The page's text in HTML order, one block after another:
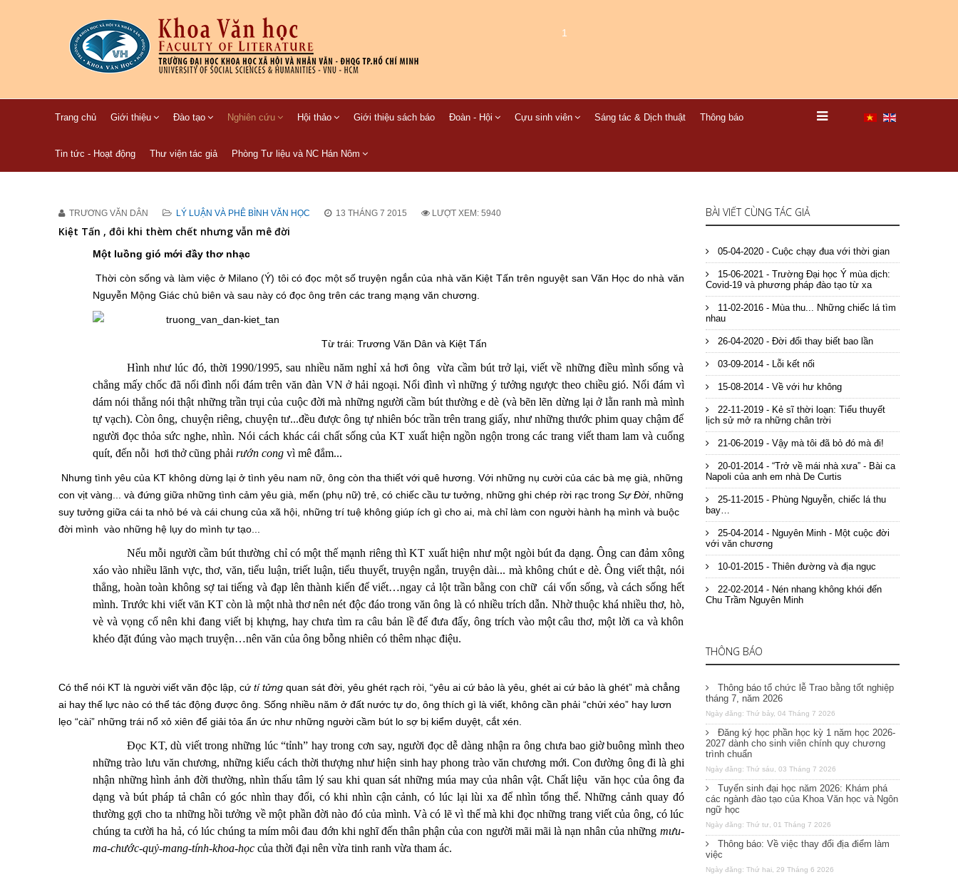
1
Trang chủ Giới thiệu Đào tạo Nghiên cứu Hội thảo Giới thiệu sách báo Đoàn - Hội Cựu sinh viên Sáng tác & Dịch thuật Thông báo
Tin tức - Hoạt động Thư viện tác giả Phòng Tư liệu và NC Hán Nôm
TRƯƠNG VĂN DÂN LÝ LUẬN VÀ PHÊ BÌNH VĂN HỌC 13 THÁNG 7 2015 LƯỢT XEM: 5940
Kiệt Tấn , đôi khi thèm chết nhưng vẫn mê đời
Một luồng gió mới đầy thơ nhạc
Thời còn sống và làm việc ở Milano (Ý) tôi có đọc một số truyện ngắn của nhà văn Kiệt Tấn trên nguyệt san Văn Học do nhà văn
Nguyễn Mộng Giác chủ biên và sau này có đọc ông trên các trang mạng văn chương.
Từ trái: Trương Văn Dân và Kiệt Tấn
Hình như lúc đó, thời 1990/1995, sau nhiều năm nghỉ xả hơi ông vừa cầm bút trở lại, viết về những điều mình sống và
chẳng mấy chốc đã nổi đình nổi đám trên văn đàn VN ở hải ngoại. Nổi đình vì những ý tưởng ngược theo chiều gió.Nổi đám vì
dám nói thẳng nói thật những trần trụi của cuộc đời mà những người cầm bút thường e dè (và bẽn lẽn dừng lại ở lằn ranh mà mình
tự vạch). Còn ông, chuyện riêng, chuyện tư...đều được ông tự nhiên bóc trần trên trang giấy, như những thước phim quay chậm để
người đọc thỏa sức nghe, nhìn. Nói cách khác cái chất sống của KT xuất hiện ngồn ngộn trong các trang viết tham lam và cuống
quít, đến nỗi hơi thở cũng phải rướn cong vì mê đắm...
Nhưng tình yêu của KT không dừng lại ở tình yêu nam nữ, ông còn tha thiết với quê hương. Với những nụ cười của các bà mẹ già, những
con vịt vàng... và đứng giữa những tình cảm yêu già, mến (phụ nữ) trẻ, có chiếc cầu tư tưởng, những ghi chép rời rạc trong Sự Đời, những
suy tưởng giữa cái ta nhỏ bé và cái chung của xã hội, những trí tuệ không giúp ích gì cho ai, mà chỉ làm con người hành hạ mình và buộc
đời mình vào những hệ lụy do mình tự tạo...
Nếu mỗi người cầm bút thường chỉ có một thế mạnh riêng thì KT xuất hiện như một ngòi bút đa dạng.Ông can đảm xông
xáo vào nhiều lãnh vực, thơ, văn, tiểu luận, triết luận, tiểu thuyết, truyện ngắn, truyện dài... mà không chút e dè. Ông viết thật, nói
thẳng, hoàn toàn không sợ tai tiếng và đạp lên thành kiến để viết…ngay cả lột trần bằng con chữ cái vốn sống, và cách sống hết
mình. Trước khi viết văn KT còn là một nhà thơnên nét độc đáotrong văn ông là có nhiềutrích dẫn. Nhờ thuộc khá nhiều thơ, hò,
vè và vọng cổ nên khi đang viết bị khựng, hay chưa tìm ra câu bản lề để đưa đẩy, ông trích vào một câu thơ, một lời ca và khôn
khéo đặt đúng vào mạch truyện…nên văn của ông bỗng nhiên có thêm nhạc điệu.
Có thể nói KT là người viết văn độc lập, cứ tí tửng quan sát đời, yêu ghét rạch ròi, “yêu ai cứ bảo là yêu, ghét ai cứ bảo là ghét” mà chẳng
ai hay thế lực nào có thể tác động được ông. Sống nhiều năm ở đất nước tự do, ông thích gì là viết, không cần phải “chửi xéo” hay lươn
lẹo “cài” những trái nổ xỏ xiên để giải tỏa ẩn ức như những người cầm bút lo sợ bị kiểm duyệt, cắt xén.
Đọc KT, dù viếttrong những lúc “tỉnh” hay trongcơn say,người đọc dễ dàng nhận ra ông chưa bao giờ buông mình theo
những trào lưu văn chương, những kiểu cách thời thượng như hiện sinh hay phong trào văn chương mới. Con đường ông đi là ghi
nhận nhữnghình ảnh đời thường, nhìn thấu tâm lýsau khi quan sát những múa may của nhân vật. Chất liệu văn học của ông đa
dạng và bút pháp tả chân có góc nhìn thay đổi, có khi nhìn cận cảnh, có lúc lại lùi xa để nhìn tổng thể. Những cảnh quay đó
thường gợi cho ta những hồi tưởng về một phần đời nào đó của mình. Và có lẽ vì thế mà khi đọc những trang viết của ông, có lúc
chúng ta cười ha hả, có lúc chúng ta mím môi đau đớn khi nghĩ đến thân phận của con người mãi mãi là nạn nhân của những mưu-
ma-chước-quỷ-mang-tính-khoa-học của thời đại nên vừa tinh ranh vừa tham ác.
BÀI VIẾT CÙNG TÁC GIẢ
05-04-2020 - Cuộc chạy đua với thời gian
15-06-2021 - Trường Đại học Ý mùa dịch:
Covid-19 và phương pháp đào tạo từ xa
11-02-2016 - Mùa thu... Những chiếc lá tìm
nhau
26-04-2020 - Đời đổi thay biết bao lần
03-09-2014 - Lỗi kết nối
15-08-2014 - Về với hư không
22-11-2019 - Kẻ sĩ thời loạn: Tiểu thuyết
lịch sử mở ra những chân trời
21-06-2019 - Vậy mà tôi đã bỏ đó mà đi!
20-01-2014 - “Trở về mái nhà xưa” - Bài ca
Napoli của anh em nhà De Curtis
25-11-2015 - Phùng Nguyễn, chiếc lá thu
bay…
25-04-2014 - Nguyên Minh - Một cuộc đời
với văn chương
10-01-2015 - Thiên đường và địa ngục
22-02-2014 - Nén nhang không khói đến
Chu Trầm Nguyên Minh
THÔNG BÁO
Thông báo tổ chức lễ Trao bằng tốt nghiệp
tháng 7, năm 2026
Ngày đăng: Thứ bảy, 04 Tháng 7 2026
Đăng ký học phần học kỳ 1 năm học 2026-
2027 dành cho sinh viên chính quy chương
trình chuẩn
Ngày đăng: Thứ sáu, 03 Tháng 7 2026
Tuyển sinh đại học năm 2026: Khám phá
các ngành đào tạo của Khoa Văn học và Ngôn
ngữ học
Ngày đăng: Thứ tư, 01 Tháng 7 2026
Thông báo: Về việc thay đổi địa điểm làm
việc
Ngày đăng: Thứ hai, 29 Tháng 6 2026